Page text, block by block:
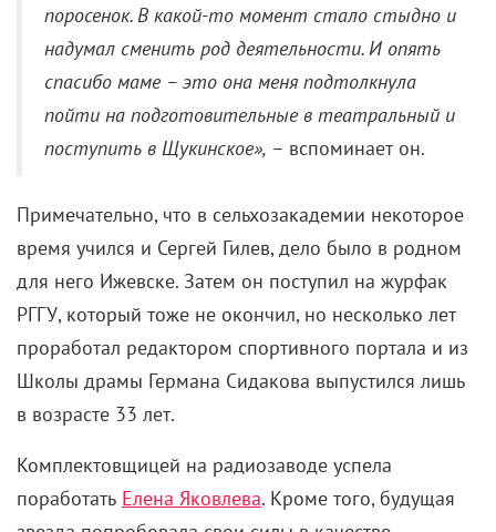
поросенок. В какой-то момент стало стыдно и
надумал сменить род деятельности. И опять
спасибо маме – это она меня подтолкнула
пойти на подготовительные в театральный и
поступить в Щукинское», – вспоминает он.
Примечательно, что в сельхозакадемии некоторое
время учился и Сергей Гилев, дело было в родном
для него Ижевске. Затем он поступил на журфак
РГГУ, который тоже не окончил, но несколько лет
проработал редактором спортивного портала и из
Школы драмы Германа Сидакова выпустился лишь
в возрасте 33 лет.
Комплектовщицей на радиозаводе успела
поработать Елена Яковлева. Кроме того, будущая